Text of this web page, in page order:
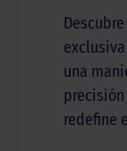
una
precisión
redefine